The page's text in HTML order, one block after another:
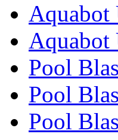
Pool
Pool
Pool